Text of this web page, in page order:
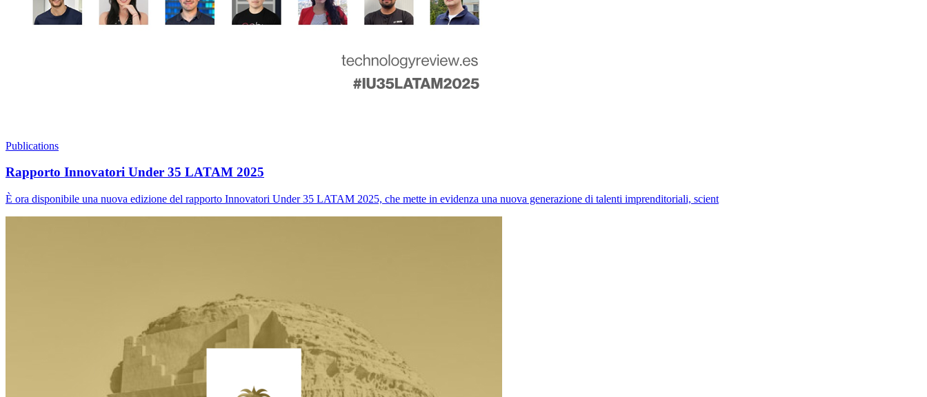
Publications
Rapporto Innovatori Under 35 LATAM 2025
È ora disponibile una nuova edizione del rapporto Innovatori Under 35 LATAM 2025, che mette in evidenza una nuova generazione di talenti imprenditoriali, scient